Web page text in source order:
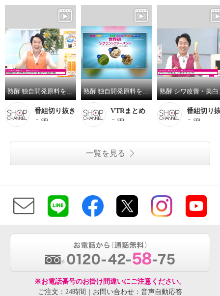
熟酵 独自開発原料をはじめ ２２０種類の美容成分配合 ハリツヤケア＆保湿！ 新ビタミックス ローションＤＸ デビュー３本セット
番組切り抜き
－ cm
熟酵 独自開発原料をはじめ ２２０種類の美容成分配合 ハリツヤケア＆保湿！ 新ビタミックス ローションＤＸ デビュー３本セット
VTRまとめ
－ cm
熟酵 シワ改善・美
番組切り
－ cm
一覧を見る
※お電話番号のお掛け間違いにご注意ください。
ご注文：24時間｜お問い合わせ：音声自動応答